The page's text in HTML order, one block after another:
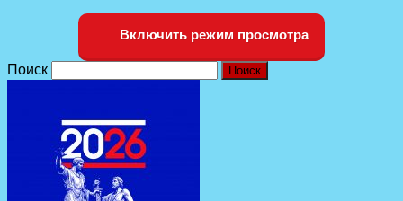
Включить режим просмотра
Поиск